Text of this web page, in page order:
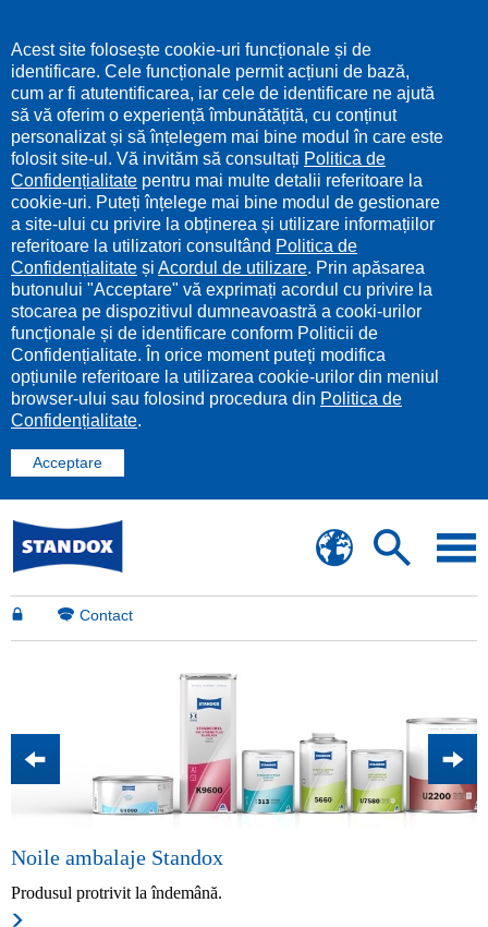
Acest site folosește cookie-uri funcționale și de
identificare. Cele funcționale permit acțiuni de bază,
cum ar fi atutentificarea, iar cele de identificare ne ajută
să vă oferim o experiență îmbunătățită, cu conținut
personalizat și să înțelegem mai bine modul în care este
folosit site-ul. Vă invităm să consultați Politica de
Confidențialitate pentru mai multe detalii referitoare la
cookie-uri. Puteți înțelege mai bine modul de gestionare
a site-ului cu privire la obținerea și utilizare informațiilor
referitoare la utilizatori consultând Politica de
Confidențialitate și Acordul de utilizare. Prin apăsarea
butonului "Acceptare" vă exprimați acordul cu privire la
stocarea pe dispozitivul dumneavoastră a cooki-urilor
funcționale și de identificare conform Politicii de
Confidențialitate. În orice moment puteți modifica
opțiunile referitoare la utilizarea cookie-urilor din meniul
browser-ului sau folosind procedura din Politica de
Confidențialitate.
Acceptare
Contact
Noile ambalaje Standox
Produsul protrivit la îndemână.